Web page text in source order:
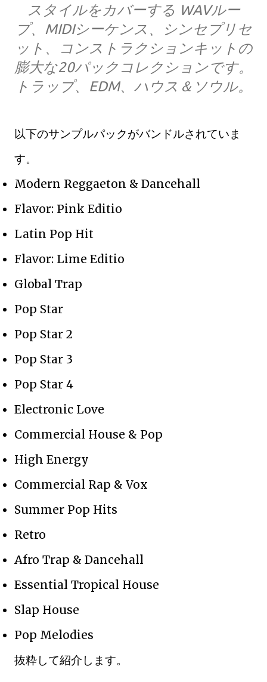
スタイルをカバーする WAVルー
プ、MIDIシーケンス、シンセプリセ
ット、コンストラクションキットの
膨大な20パックコレクションです。
トラップ、EDM、ハウス＆ソウル。
以下のサンプルパックがバンドルされていま
す。
Modern Reggaeton & Dancehall
Flavor: Pink Editio
Latin Pop Hit
Flavor: Lime Editio
Global Trap
Pop Star
Pop Star 2
Pop Star 3
Pop Star 4
Electronic Love
Commercial House & Pop
High Energy
Commercial Rap & Vox
Summer Pop Hits
Retro
Afro Trap & Dancehall
Essential Tropical House
Slap House
Pop Melodies
抜粋して紹介します。